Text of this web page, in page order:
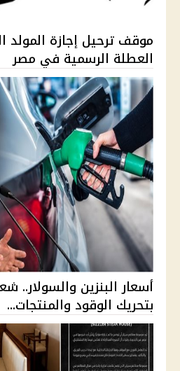
العطلة الرسمية في مصر
أسعار البنزين والسولار..
بتحريك الوقود والمنتجات...